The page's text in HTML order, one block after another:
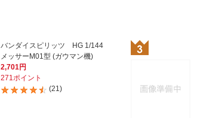
バンダイスピリッツ HG 1/144
メッサーM01型 (ガウマン機)
2,701円
271ポイント
(21)